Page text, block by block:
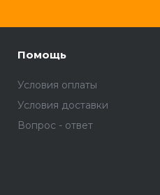
Помощь
Условия оплаты
Условия доставки
Вопрос - ответ